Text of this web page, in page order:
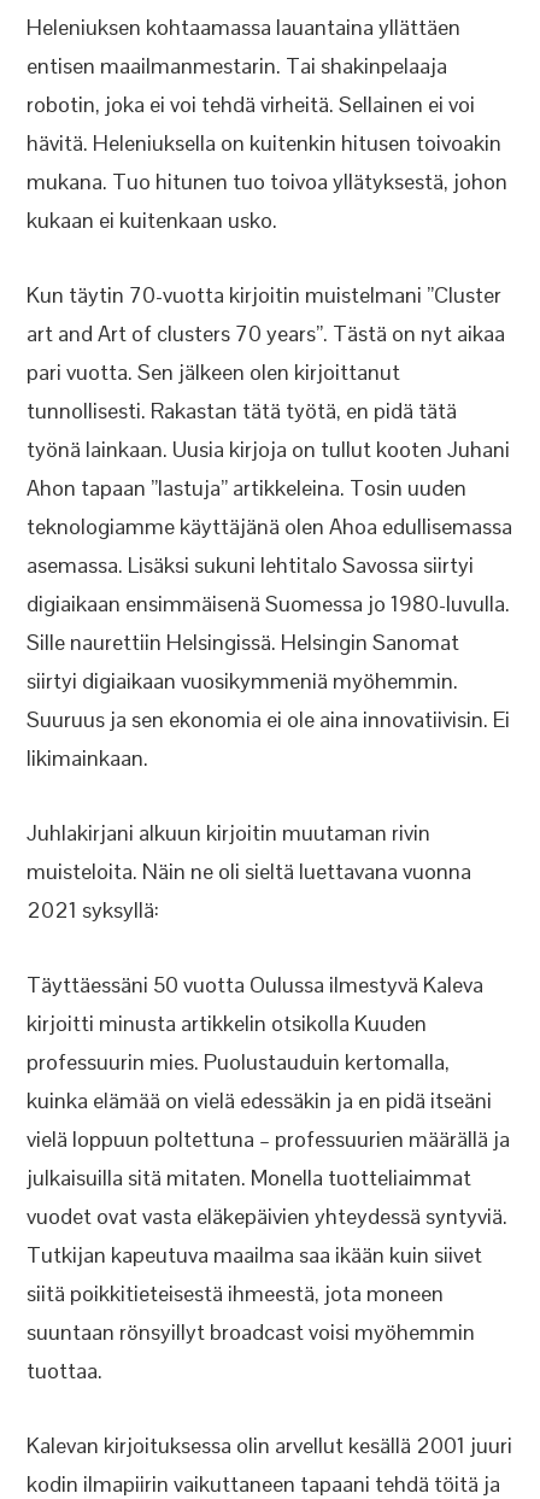
Heleniuksen kohtaamassa lauantaina yllättäen
entisen maailmanmestarin. Tai shakinpelaaja
robotin, joka ei voi tehdä virheitä. Sellainen ei voi
hävitä. Heleniuksella on kuitenkin hitusen toivoakin
mukana. Tuo hitunen tuo toivoa yllätyksestä, johon
kukaan ei kuitenkaan usko.
Kun täytin 70-vuotta kirjoitin muistelmani ”Cluster
art and Art of clusters 70 years”. Tästä on nyt aikaa
pari vuotta. Sen jälkeen olen kirjoittanut
tunnollisesti. Rakastan tätä työtä, en pidä tätä
työnä lainkaan. Uusia kirjoja on tullut kooten Juhani
Ahon tapaan ”lastuja” artikkeleina. Tosin uuden
teknologiamme käyttäjänä olen Ahoa edullisemassa
asemassa. Lisäksi sukuni lehtitalo Savossa siirtyi
digiaikaan ensimmäisenä Suomessa jo 1980-luvulla.
Sille naurettiin Helsingissä. Helsingin Sanomat
siirtyi digiaikaan vuosikymmeniä myöhemmin.
Suuruus ja sen ekonomia ei ole aina innovatiivisin. Ei
likimainkaan.
Juhlakirjani alkuun kirjoitin muutaman rivin
muisteloita. Näin ne oli sieltä luettavana vuonna
2021 syksyllä:
Täyttäessäni 50 vuotta Oulussa ilmestyvä Kaleva
kirjoitti minusta artikkelin otsikolla Kuuden
professuurin mies. Puolustauduin kertomalla,
kuinka elämää on vielä edessäkin ja en pidä itseäni
vielä loppuun poltettuna – professuurien määrällä ja
julkaisuilla sitä mitaten. Monella tuotteliaimmat
vuodet ovat vasta eläkepäivien yhteydessä syntyviä.
Tutkijan kapeutuva maailma saa ikään kuin siivet
siitä poikkitieteisestä ihmeestä, jota moneen
suuntaan rönsyillyt broadcast voisi myöhemmin
tuottaa.
Kalevan kirjoituksessa olin arvellut kesällä 2001 juuri
kodin ilmapiirin vaikuttaneen tapaani tehdä töitä ja